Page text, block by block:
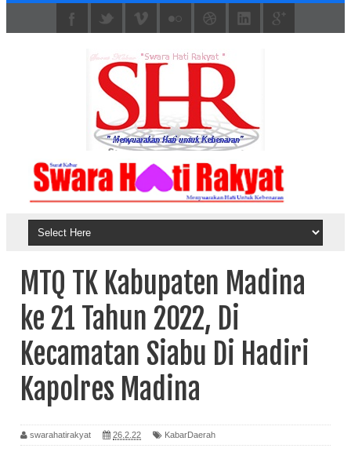
MTQ TK Kabupaten Madina
ke 21 Tahun 2022, Di
Kecamatan Siabu Di Hadiri
Kapolres Madina
swarahatirakyat 26.2.22 KabarDaerah